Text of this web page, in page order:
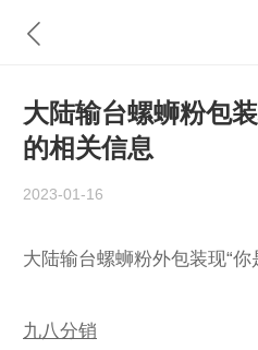
大陆输台螺蛳粉包
的相关信息
2023-01-16
大陆输台螺蛳粉外包装现“你
九八分销